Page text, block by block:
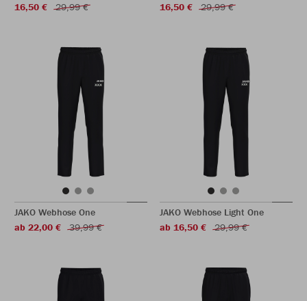
16,50 €
29,99 €
16,50 €
29,99 €
JAKO Webhose One
ab 22,00 €
39,99 €
JAKO Webhose Light One
ab 16,50 €
29,99 €